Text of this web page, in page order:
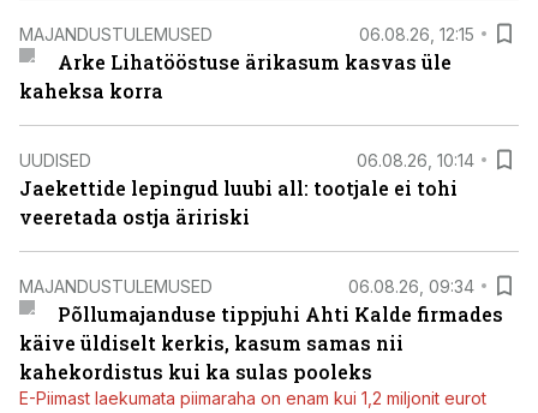
MAJANDUSTULEMUSED 06.08.26, 12:15
Arke Lihatööstuse ärikasum kasvas üle
kaheksa korra
UUDISED 06.08.26, 10:14
Jaekettide lepingud luubi all: tootjale ei tohi
veeretada ostja äririski
MAJANDUSTULEMUSED 06.08.26, 09:34
Põllumajanduse tippjuhi Ahti Kalde firmades
käive üldiselt kerkis, kasum samas nii
kahekordistus kui ka sulas pooleks
E-Piimast laekumata piimaraha on enam kui 1,2 miljonit eurot